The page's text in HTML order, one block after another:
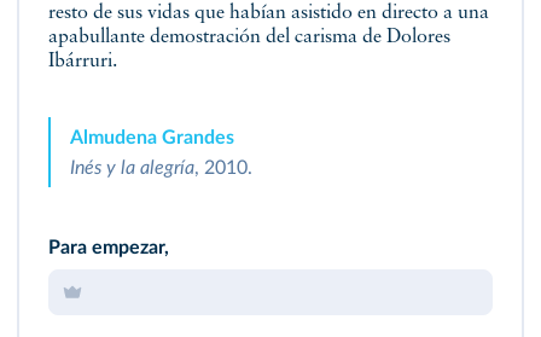
resto de sus vidas que habían asistido en directo a una
apabullante demostración del carisma de Dolores
Ibárruri.
Almudena Grandes
Inés y la alegría, 2010.
Para empezar,